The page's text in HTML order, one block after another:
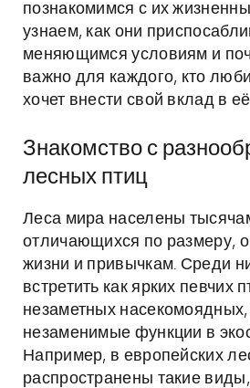
познакомимся с их
узнаем, как они
меняющимся условиям и
важно для каждого, кто
хочет внести свой вклад в
Знакомство с
лесных птиц
Леса мира населены
отличающихся по размеру,
жизни и привычкам. Среди
встретить как ярких певчих
незаметных
незаменимые функции в
Например, в европейских
распространены такие виды,